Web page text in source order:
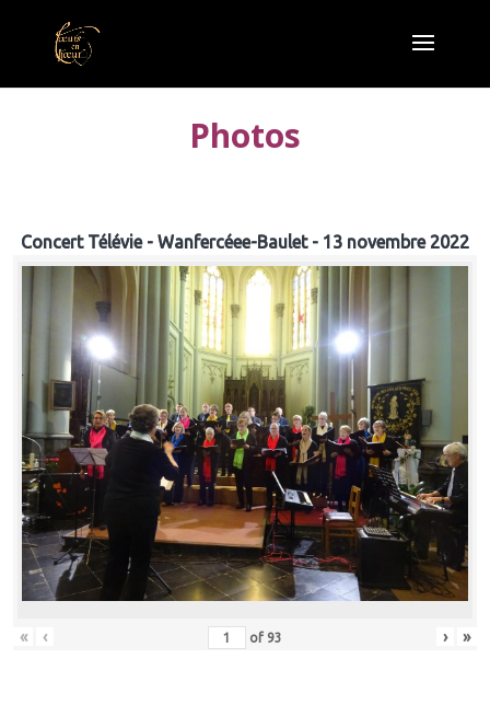
Photos
Concert Télévie - Wanfercéee-Baulet - 13 novembre 2022
« ‹ of 93 › »